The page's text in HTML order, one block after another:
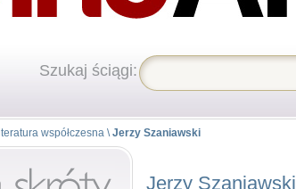
Szukaj ściągi:
współczesna \Jerzy Szaniawski
Jerzy Szaniawski